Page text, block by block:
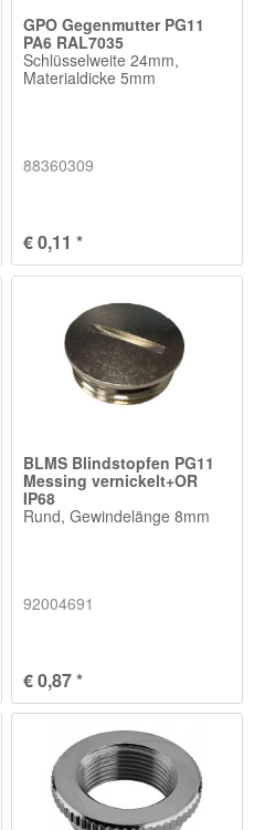
GPO Gegenmutter PG11
PA6 RAL7035
Schlüsselweite 24mm,
Materialdicke 5mm
88360309
€ 0,11 *
BLMS Blindstopfen PG11
Messing vernickelt+OR
IP68
Rund, Gewindelänge 8mm
92004691
€ 0,87 *